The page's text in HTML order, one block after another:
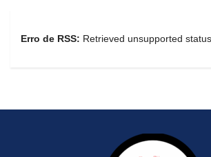
Erro de RSS: Retrieved unsupported